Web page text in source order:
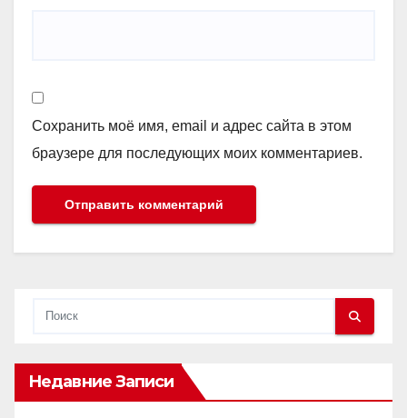
Сохранить моё имя, email и адрес сайта в этом
браузере для последующих моих комментариев.
Недавние Записи